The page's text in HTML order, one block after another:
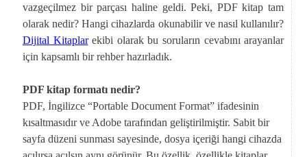
vazgeçilmez bir parçası haline geldi. Peki, PDF kitap tam
olarak nedir? Hangi cihazlarda okunabilir ve nasıl kullanılır?
Dijital Kitaplarekibi olarak bu soruların cevabını arayanlar
için kapsamlı bir rehber hazırladık.
PDF kitap formatı nedir?
PDF, İngilizce “Portable Document Format” ifadesinin
kısaltmasıdır ve Adobe tarafından geliştirilmiştir. Sabit bir
sayfa düzeni sunması sayesinde, dosya içeriği hangi cihazda